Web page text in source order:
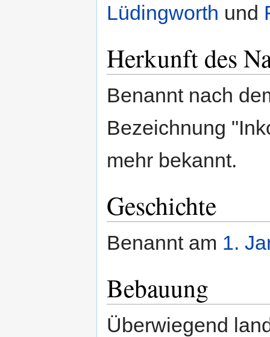
Lüdingworth und
Herkunft des
Benannt nach
Bezeichnung
mehr bekannt.
Geschichte
Benannt am 1.
Bebauung
Überwiegend